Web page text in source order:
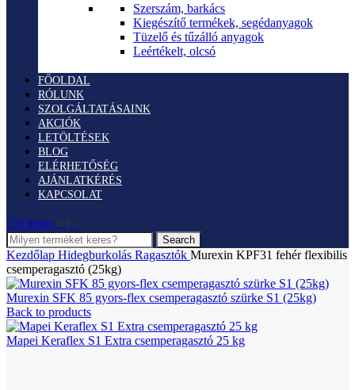
Szerszám, barkács
Kiegészítő termékek, segédanyagok
Tüzelő és tűzálló anyagok
Leértékelt, olcsó
FŐOLDAL
RÓLUNK
SZOLGÁLTATÁSAINK
AKCIÓK
LETÖLTÉSEK
BLOG
ELÉRHETŐSÉG
AJÁNLATKÉRÉS
KAPCSOLAT
0 items 0 Ft
Search
Kezdőlap Hidegburkolás Ragasztók Murexin KPF31 fehér flexibilis
csemperagasztó (25kg)
Murexin SFK 85 gyors-flex csemperagasztó szürke S1 (25kg)
Back to products
Mapei Keraflex S1 Extra csemperagasztó 25 kg